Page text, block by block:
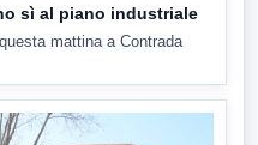
sì al piano industriale
mattina a Contrada